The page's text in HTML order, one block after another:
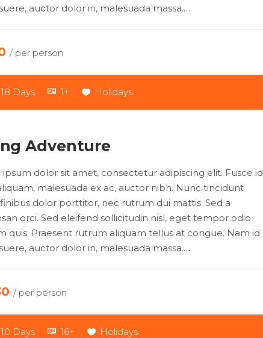
auctor dolor in, malesuada massa.…
/ per person
18 Days 1+ Holidays
Adventure
ipsum dolor sit amet, consectetur adipiscing elit. Fusce id
malesuada ex ac, auctor nibh. Nunc tincidunt
dolor porttitor, nec rutrum dui mattis. Sed a
orci. Sed eleifend sollicitudin nisl, eget tempor odio
quis. Praesent rutrum aliquam tellus at congue. Nam id
auctor dolor in, malesuada massa.…
/ per person
10 Days 16+ Holidays